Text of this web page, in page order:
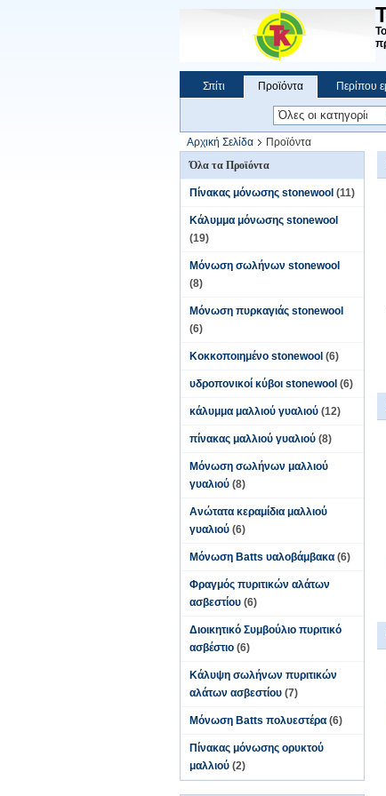
Σπίτι Προϊόντα Περίπου
Αρχική Σελίδα
Προϊόντα
Όλα τα Προϊόντα
Πίνακας μόνωσης stonewool (11)
Κάλυμμα μόνωσης stonewool
(19)
Μόνωση σωλήνων stonewool
(8)
Μόνωση πυρκαγιάς stonewool
(6)
Κοκκοποιημένο stonewool (6)
υδροπονικοί κύβοι stonewool (6)
κάλυμμα μαλλιού γυαλιού (12)
πίνακας μαλλιού γυαλιού (8)
Μόνωση σωλήνων μαλλιού
γυαλιού (8)
Ανώτατα κεραμίδια μαλλιού
γυαλιού (6)
Μόνωση Batts υαλοβάμβακα (6)
Φραγμός πυριτικών αλάτων
ασβεστίου (6)
Διοικητικό Συμβούλιο πυριτικό
ασβέστιο (6)
Κάλυψη σωλήνων πυριτικών
αλάτων ασβεστίου (7)
Μόνωση Batts πολυεστέρα (6)
Πίνακας μόνωσης ορυκτού
μαλλιού (2)